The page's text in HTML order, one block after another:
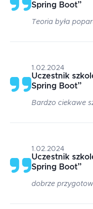
Spring Boot”
Teoria była
1.02.2024
Uczestnik
Spring Boot”
Bardzo ciekawe
1.02.2024
Uczestnik
Spring Boot”
dobrze